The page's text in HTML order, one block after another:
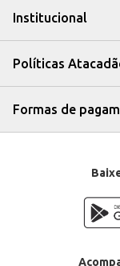
Institucional
Políticas
Formas de